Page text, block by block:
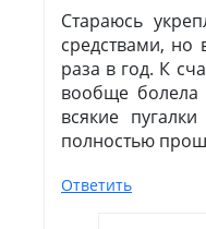
Стараюсь
средствами,
раза в год. К
вообще
всякие
полностью
Ответить